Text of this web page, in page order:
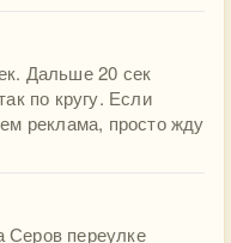
Дальше 20 сек
по кругу. Если
реклама, просто жду
Серов переулке